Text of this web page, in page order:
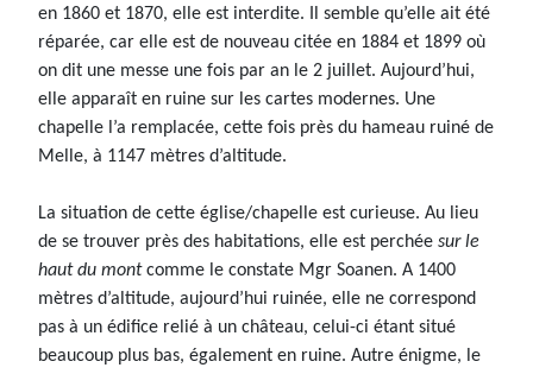
en 1860 et 1870, elle est interdite. Il semble qu’elle ait été
réparée, car elle est de nouveau citée en 1884 et 1899 où
on dit une messe une fois par an le 2 juillet. Aujourd’hui,
elle apparaît en ruine sur les cartes modernes. Une
chapelle l’a remplacée, cette fois près du hameau ruiné de
Melle, à 1147 mètres d’altitude.
La situation de cette église/chapelle est curieuse. Au lieu
de se trouver près des habitations, elle est perchée sur le
haut du montcomme le constate Mgr Soanen. A 1400
mètres d’altitude, aujourd’hui ruinée, elle ne correspond
pas à un édifice relié à un château, celui-ci étant situé
beaucoup plus bas, également en ruine. Autre énigme, le